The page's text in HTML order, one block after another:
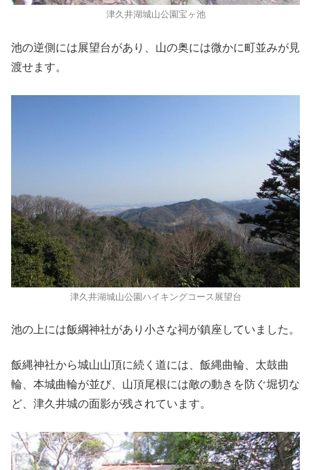
津久井湖城山公園宝ヶ池
池の逆側には展望台があり、山の奥には微かに町並みが見
渡せます。
津久井湖城山公園ハイキングコース展望台
池の上には飯綱神社があり小さな祠が鎮座していました。
飯縄神社から城山山頂に続く道には、飯縄曲輪、太鼓曲
輪、本城曲輪が並び、山頂尾根には敵の動きを防ぐ堀切な
ど、津久井城の面影が残されています。